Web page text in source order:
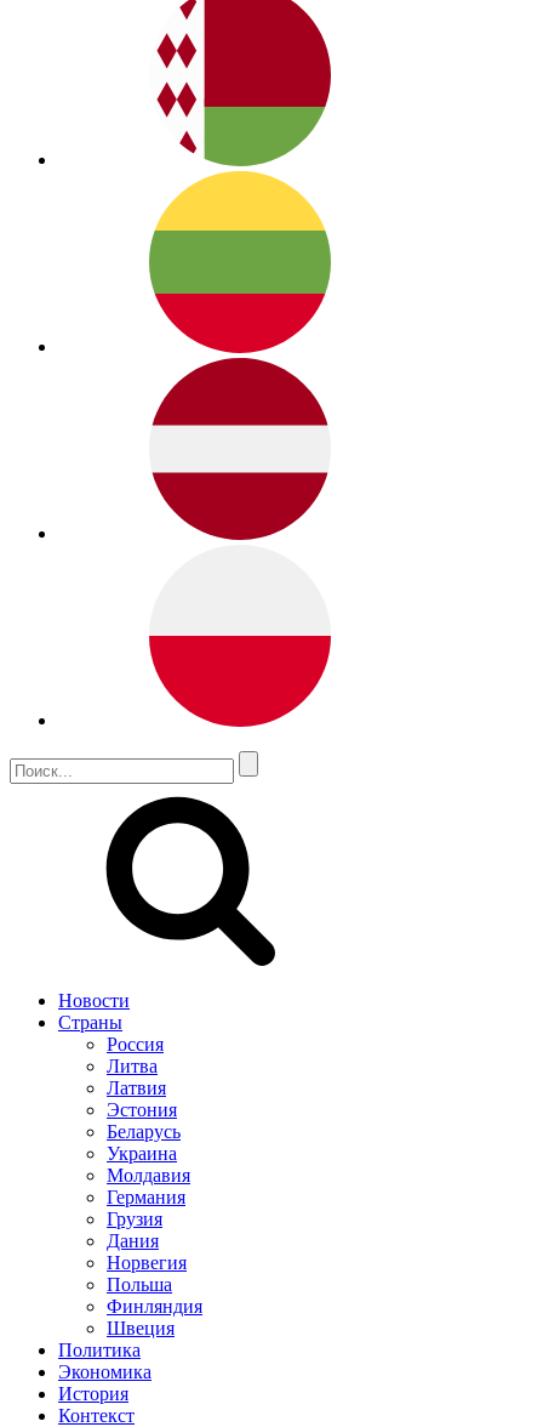
Новости
Страны
Россия
Литва
Латвия
Эстония
Беларусь
Украина
Молдавия
Германия
Грузия
Дания
Норвегия
Польша
Финляндия
Швеция
Политика
Экономика
История
Контекст